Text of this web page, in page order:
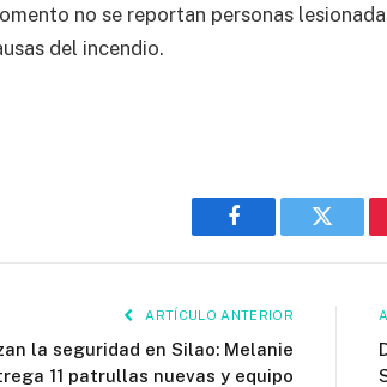
no se reportan personas
del incendio.
Facebook Twitter
ARTÍCULO ANTERIOR
la seguridad en Silao: Melanie
11 patrullas nuevas y equipo